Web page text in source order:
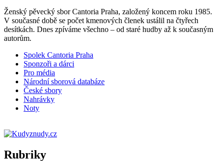
Ženský pěvecký sbor Cantoria Praha, založený koncem roku 1985.
V současné době se počet kmenových členek ustálil na čtyřech
desítkách. Dnes zpíváme všechno – od staré hudby až k současným
autorům.
Spolek Cantoria Praha
Sponzoři a dárci
Pro média
Národní sborová databáze
České sbory
Nahrávky
Noty
Rubriky